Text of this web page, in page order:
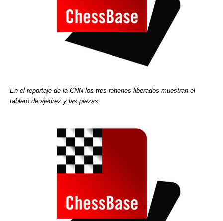
En el reportaje de la CNN los tres rehenes liberados muestran el
tablero de ajedrez y las piezas